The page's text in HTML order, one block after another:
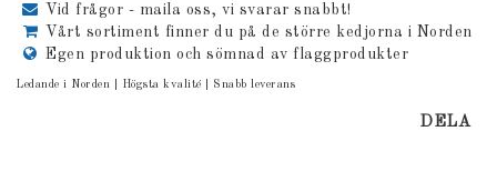
Vid frågor - maila oss, vi svarar snabbt!
Vårt sortiment finner du på de större kedjorna i Norden
Egen produktion och sömnad av flaggprodukter
Ledande i Norden | Högsta kvalité | Snabb leverans
DELA